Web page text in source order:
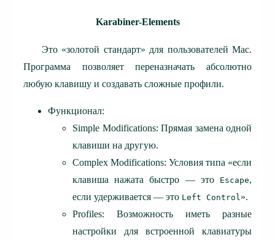
Karabiner-Elements
Это «золотой стандарт» для пользователей Mac.
Программа позволяет переназначать абсолютно
любую клавишу и создавать сложные профили.
Функционал:
Simple Modifications: Прямая замена одной
клавиши на другую.
Complex Modifications: Условия типа «если
клавиша нажата быстро — это
Escape,
если удерживается — это Left Control».
Profiles: Возможность иметь разные
настройки для встроенной клавиатуры